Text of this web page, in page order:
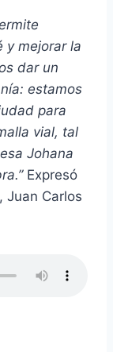
y mejorar la
dar un
estamos
para
vial, tal
Johana
Expresó
Juan Carlos